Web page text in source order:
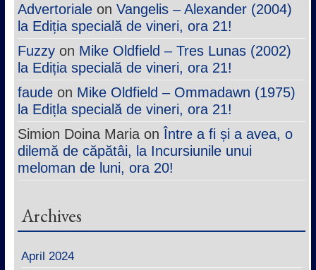
Advertorialeon Vangelis – Alexander (2004)
la Ediția specială de vineri, ora 21!
Fuzzyon Mike Oldfield – Tres Lunas (2002)
la Ediția specială de vineri, ora 21!
faudeon Mike Oldfield – Ommadawn (1975)
la Edițla specială de vineri, ora 21!
Simion Doina MariaonÎntre a fi și a avea, o
dilemă de căpătâi, la Incursiunile unui
meloman de luni, ora 20!
Archives
April 2024